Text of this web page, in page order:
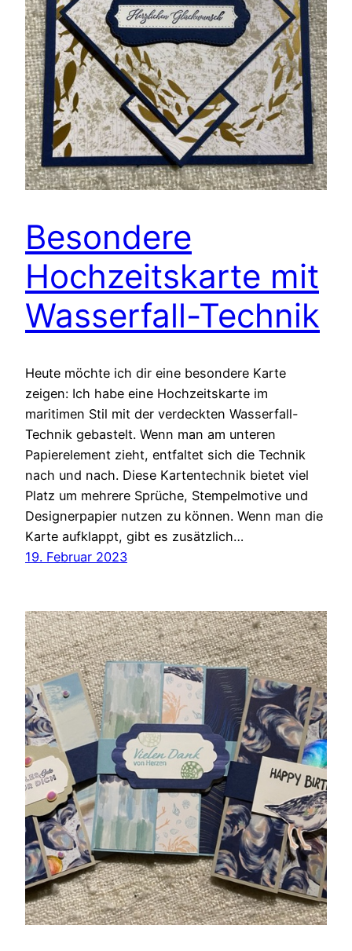
Besondere
Hochzeitskarte mit
Wasserfall-Technik
Heute möchte ich dir eine besondere Karte
zeigen: Ich habe eine Hochzeitskarte im
maritimen Stil mit der verdeckten Wasserfall-
Technik gebastelt. Wenn man am unteren
Papierelement zieht, entfaltet sich die Technik
nach und nach. Diese Kartentechnik bietet viel
Platz um mehrere Sprüche, Stempelmotive und
Designerpapier nutzen zu können. Wenn man die
Karte aufklappt, gibt es zusätzlich…
19. Februar 2023